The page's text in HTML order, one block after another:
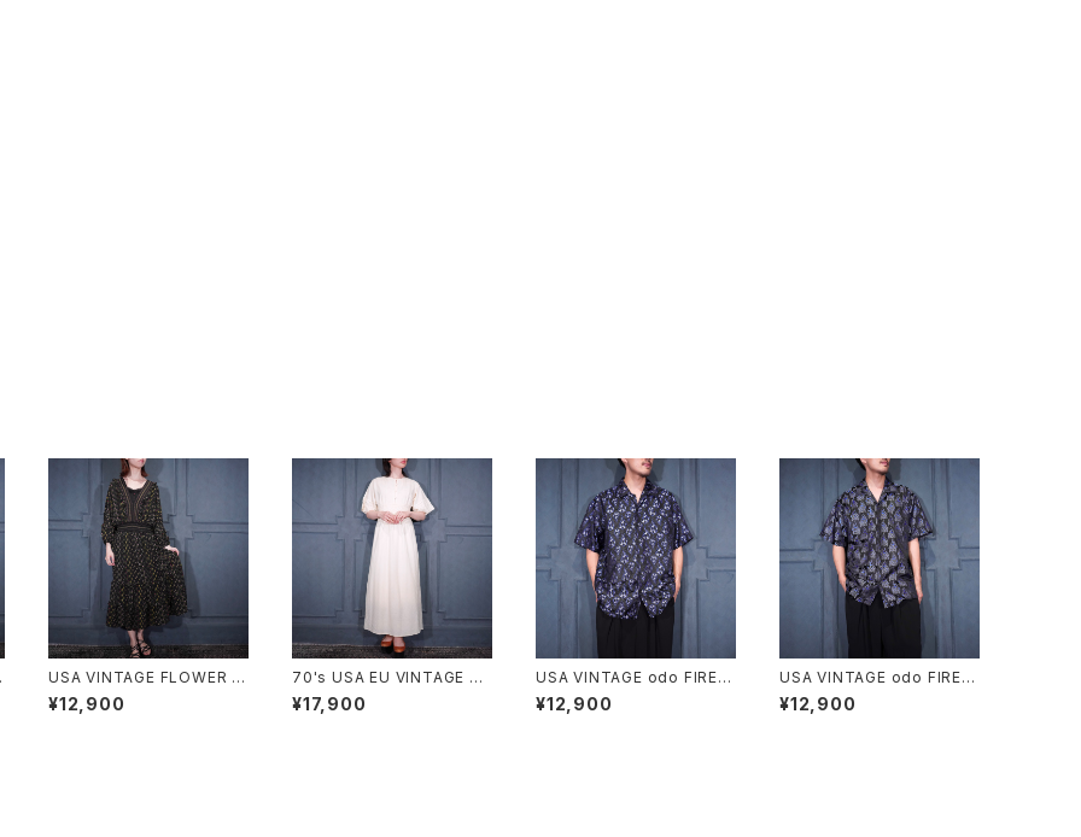
USA VINTAGE FLOWER P
ATTERNED FRILL DESIGN
ONE PIECE/アメリカ古着お
¥12,900
70's USA EU VINTAGE HA
NRO BACK RIBBON LACE
DESIGN HALF SLEEVE KN
¥17,900
USA VINTAGE odo FIRE E
MBROIDERY JACQUARD
DESIGN OPEN COLLAR H
¥12,900
USA VINTAGE odo FIRE E
MBROIDERY JACQUARD
DESIGN OPEN COLLAR H
¥12,900